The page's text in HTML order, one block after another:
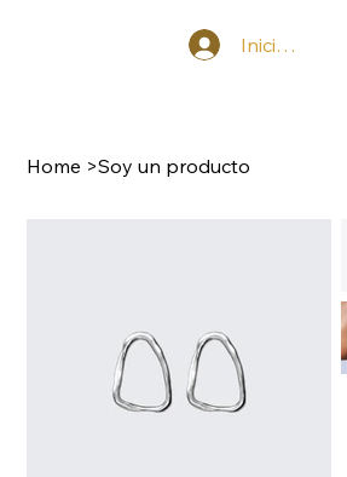
Iniciar sesión
Home >Soy un producto